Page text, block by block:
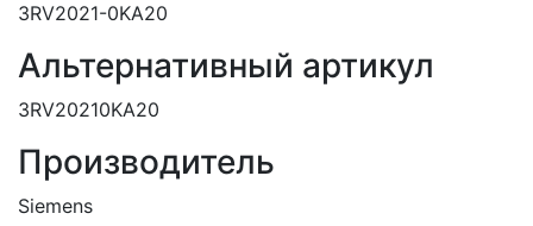
3RV2021-0KA20
Альтернативный артикул
3RV20210KA20
Производитель
Siemens